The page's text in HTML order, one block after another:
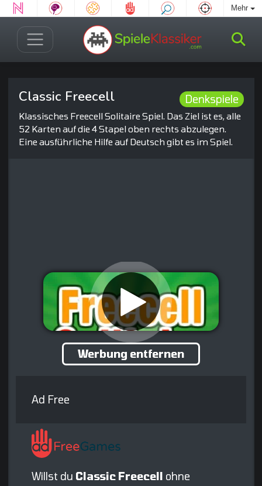
Mehr
Denkspiele
Classic Freecell
Klassisches Freecell Solitaire Spiel. Das Ziel ist es, alle
52 Karten auf die 4 Stapel oben rechts abzulegen.
Eine ausführliche Hilfe auf Deutsch gibt es im Spiel.
Werbung entfernen
Ad Free
Willst du Classic Freecell ohne